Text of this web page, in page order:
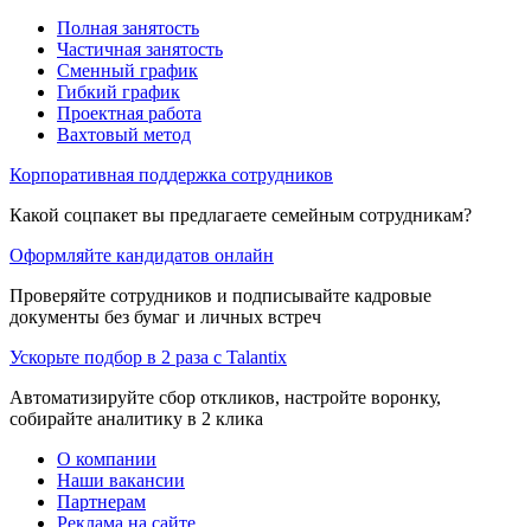
Полная занятость
Частичная занятость
Сменный график
Гибкий график
Проектная работа
Вахтовый метод
Корпоративная поддержка сотрудников
Какой соцпакет вы предлагаете семейным сотрудникам?
Оформляйте кандидатов онлайн
Проверяйте сотрудников и подписывайте кадровые
документы без бумаг и личных встреч
Ускорьте подбор в 2 раза с Talantix
Автоматизируйте сбор откликов, настройте воронку,
собирайте аналитику в 2 клика
О компании
Наши вакансии
Партнерам
Реклама на сайте